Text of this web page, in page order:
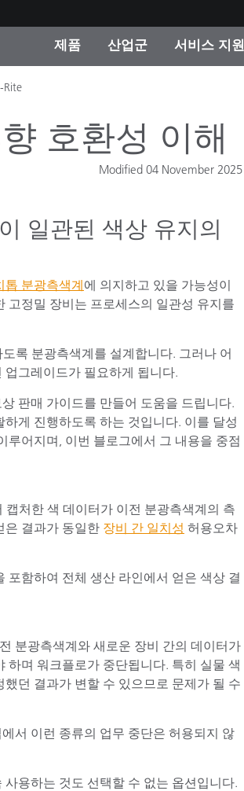
제품
진행중인 프로모션
온라인 스토어
산업군
생명과학
종이/페이퍼
건축 자재
내구재
서비스 지원
기타 리소스
Rite
호환성 이해
Modified 04 November 2025
일관된 색상 유지의
톱 분광측색계에 의지하고 있을 가능성이
고정밀 장비는 프로세스의 일관성 유지를
록 분광측색계를 설계합니다. 그러나 어
그레이드가 필요하게 됩니다.
판매 가이드를 만들어 도움을 드립니다.
게 진행하도록 하는 것입니다. 이를 달성
어지며, 이번 블로그에서 그 내용을 중점
처한 색 데이터가 이전 분광측색계의 측
은 결과가 동일한 장비 간 일치성 허용오차
함하여 전체 생산 라인에서 얻은 색상 결
분광측색계와 새로운 장비 간의 데이터가
며 워크플로가 중단됩니다. 특히 실물 색
던 결과가 변할 수 있으므로 문제가 될 수
서 이런 종류의 업무 중단은 허용되지 않
용하는 것도 선택할 수 없는 옵션입니다.